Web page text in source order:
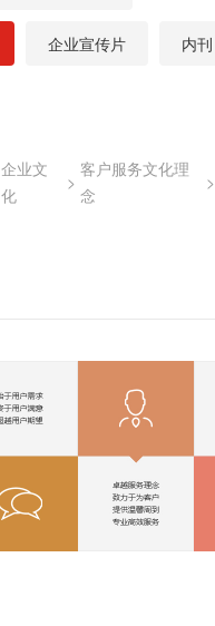
企业宣传片 内刊
企业文
化
>
客户服务文化理
念
>